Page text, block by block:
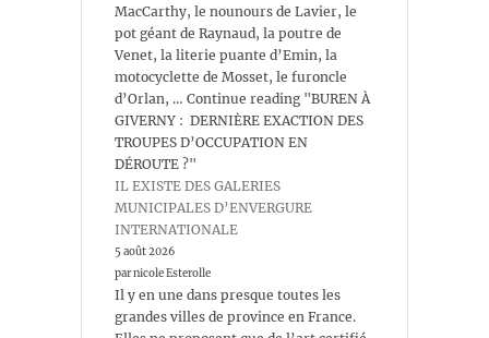
MacCarthy, le nounours de Lavier, le
pot géant de Raynaud, la poutre de
Venet, la literie puante d’Emin, la
motocyclette de Mosset, le furoncle
d’Orlan, … Continue reading "BUREN À
GIVERNY : DERNIÈRE EXACTION DES
TROUPES D’OCCUPATION EN
DÉROUTE ?"
IL EXISTE DES GALERIES
MUNICIPALES D’ENVERGURE
INTERNATIONALE
5 août 2026
par nicole Esterolle
Il y en une dans presque toutes les
grandes villes de province en France.